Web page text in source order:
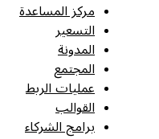
مركز المساعدة
التسعير
المدونة
المجتمع
عمليات الربط
القوالب
برامج الشركاء